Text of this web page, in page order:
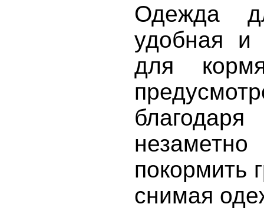
Одежда
удобная и
для
покормить
снимая